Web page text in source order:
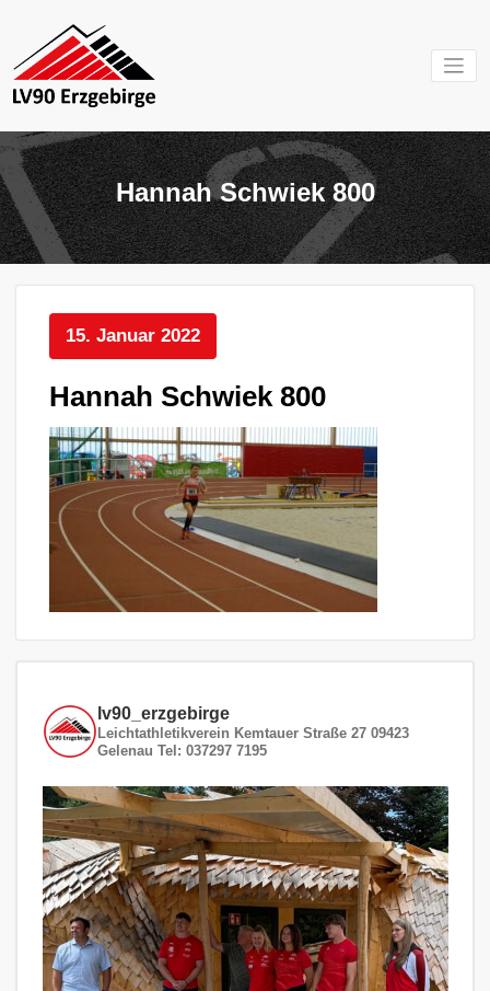
springen
e.V.
Mein Verein im
Hannah Schwiek 800
15. Januar 2022
Hannah Schwiek 800
lv90_erzgebirge
Leichtathletikverein Kemtauer Straße 27 09423
Gelenau Tel: 037297 7195